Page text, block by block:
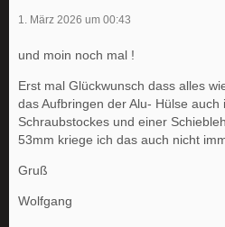
1. März 2026 um 00:43
und moin noch mal !
Erst mal Glückwunsch dass alles
das Aufbringen der Alu- Hülse
Schraubstockes und einer
53mm kriege ich das auch nicht
Gruß
Wolfgang